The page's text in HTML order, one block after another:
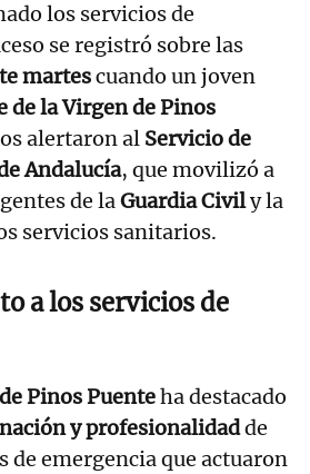
los servicios de
se registró sobre las
martescuando un joven
de la Virgen de Pinos
alertaron al Servicio de
Andalucía, que movilizó a
de laGuardia Civily la
servicios sanitarios.
a los servicios de
Pinos Puenteha destacado
y profesionalidadde
de emergencia que actuaron